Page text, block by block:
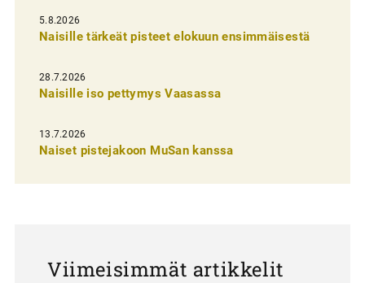
l
i
e
n
e
5.8.2026
Naisille tärkeät pisteet elokuun ensimmäisestä
28.7.2026
Naisille iso pettymys Vaasassa
13.7.2026
Naiset pistejakoon MuSan kanssa
Viimeisimmät artikkelit